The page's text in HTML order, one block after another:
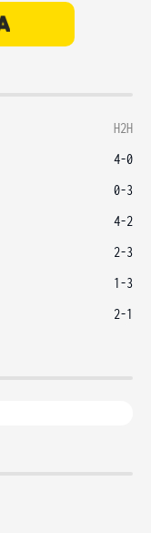
H2H
4-0
0-3
4-2
2-3
1-3
2-1